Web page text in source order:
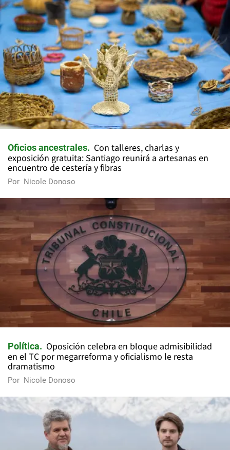
Oficios ancestrales
Con talleres, charlas y
exposición gratuita: Santiago reunirá a artesanas en
encuentro de cestería y fibras
Por Nicole Donoso
Política
Oposición celebra en bloque admisibilidad
en el TC por megarreforma y oficialismo le resta
dramatismo
Por Nicole Donoso